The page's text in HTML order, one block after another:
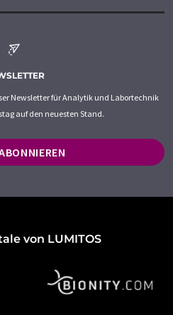
Newsletter für Analytik und Labortechnik
auf den neuesten Stand.
von LUMITOS